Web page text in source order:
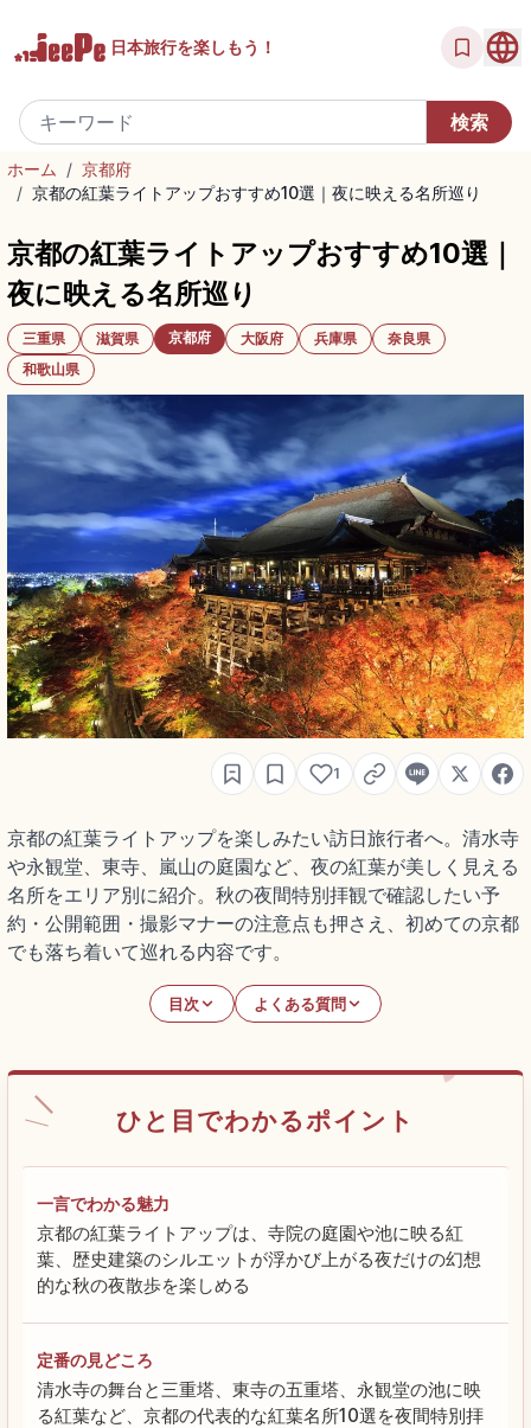
日本旅行を楽しもう！
ホーム / 京都府
/ 京都の紅葉ライトアップおすすめ10選｜夜に映える名所巡り
京都の紅葉ライトアップおすすめ10選｜
夜に映える名所巡り
三重県 滋賀県 京都府 大阪府 兵庫県
奈良県
和歌山県
1
京都の紅葉ライトアップを楽しみたい訪日旅行者へ。清水寺
や永観堂、東寺、嵐山の庭園など、夜の紅葉が美しく見える
名所をエリア別に紹介。秋の夜間特別拝観で確認したい予
約・公開範囲・撮影マナーの注意点も押さえ、初めての京都
でも落ち着いて巡れる内容です。
目次 よくある質問
ひと目でわかるポイント
一言でわかる魅力
京都の紅葉ライトアップは、寺院の庭園や池に映る紅
葉、歴史建築のシルエットが浮かび上がる夜だけの幻想
的な秋の夜散歩を楽しめる
定番の見どころ
清水寺の舞台と三重塔、東寺の五重塔、永観堂の池に映
る紅葉など、京都の代表的な紅葉名所10選を夜間特別拝